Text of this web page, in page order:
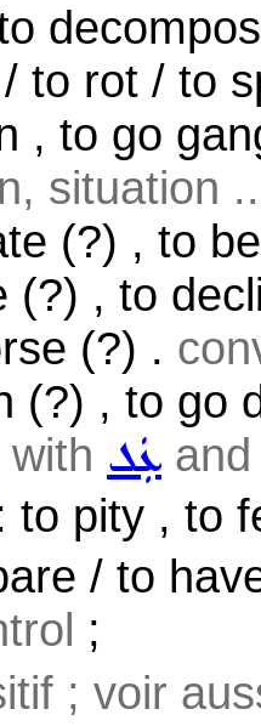
to rot / to
, to go
situation
(?) , to
(?) , to
(?) .
(?) , to go
ܥܲܠ
to pity , to
/ to
;
; voir